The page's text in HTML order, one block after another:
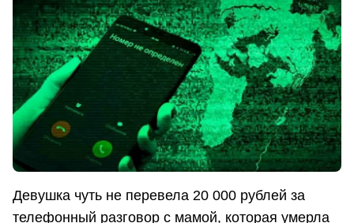
Девушка чуть не перевела 20 000 рублей за
телефонный разговор с мамой, которая умерла